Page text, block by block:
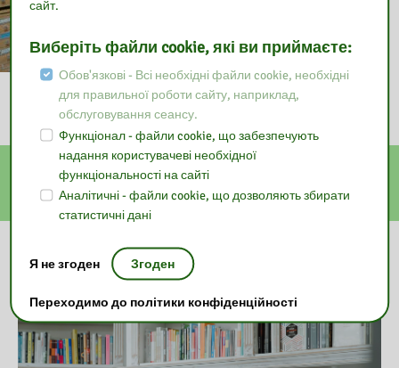
Е-послуги
Наша бібліотека
сайт.
Виберіть файли cookie, які ви приймаєте:
Обов'язкові - Всі необхідні файли cookie, необхідні
для правильної роботи сайту, наприклад,
обслуговування сеансу.
Функціонал - файли cookie, що забезпечують
надання користувачеві необхідної
функціональності на сайті
Аналітичні - файли cookie, що дозволяють збирати
статистичні дані
Я не згоден Згоден
Переходимо до політики конфіденційності